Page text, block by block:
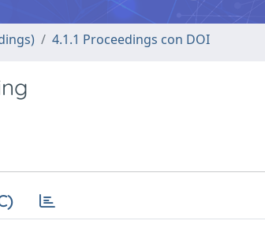
4.1.1 Proceedings con DOI